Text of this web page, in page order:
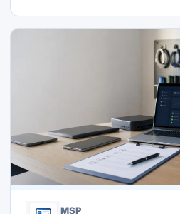
MSP